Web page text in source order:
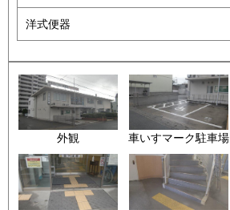
洋式便器
外観 車いすマーク駐車場